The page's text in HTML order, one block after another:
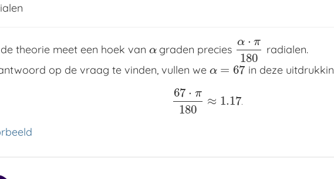
theorie meet een hoek van α
αgraden precies
α ⋅ π
180
α⋅π180 radialen.
op de vraag te vinden, vullen we α = 67
α= 67 in deze
67 ⋅ π
180
≈ 1.17.
67⋅π180≈ 1.17.